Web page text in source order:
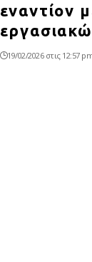
εναντίον
19/02/2026 στις 12:57